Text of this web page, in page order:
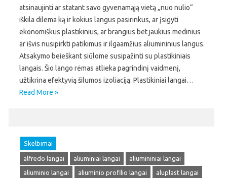
atsinaujinti ar statant savo gyvenamąją vietą „nuo nulio“
iškila dilema ką ir kokius langus pasirinkus, ar įsigyti
ekonomiškus plastikinius, ar brangius bet jaukius medinius
ar išvis nusipirkti patikimus ir ilgaamžius aliumininius langus.
Atsakymo beieškant siūlome susipažinti su plastikiniais
langais. Šio lango rėmas atlieka pagrindinį vaidmenį,
užtikrina efektyvią šilumos izoliaciją. Plastikiniai langai…
Read More »
Skelbimai
alfredo langai aliuminiai langai
aliumininiai langai
aliuminio langai
aliuminio profilio langai
aluplast langai